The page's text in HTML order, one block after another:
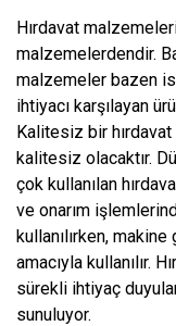
Hırdavat
malzemelerdendir.
malzemeler bazen
ihtiyacı karşılayan
Kalitesiz bir
kalitesiz olacaktır.
çok kullanılan
ve onarım
kullanılırken,
amacıyla kullanılır.
sürekli ihtiyaç
sunuluyor.